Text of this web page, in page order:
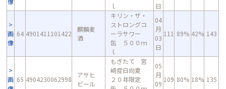
ｌ
日
画
像
64 4901411101422
麒麟麦
酒
キリン・ザ・
ストロングコ
ーラサワー
缶 ５００ｍ
ｌ
04
月
03
日
111 89% 42% 143
画 65 4904230062998
アサヒ
ビール
もぎたて 宮
崎産日向夏
２０年限定
05
月
09
109 80% 18% 135